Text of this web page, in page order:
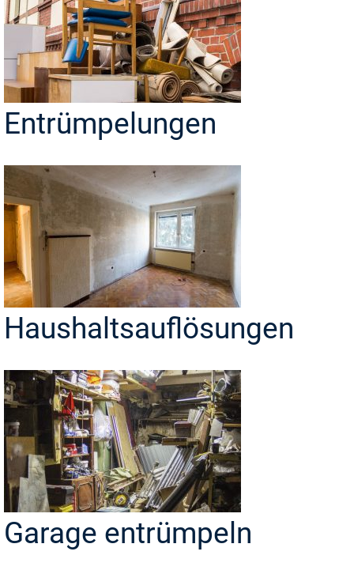
Entrümpelungen
Haushaltsauflösungen
Garage entrümpeln